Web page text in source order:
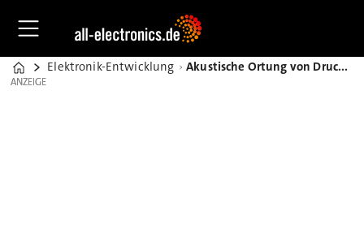
Home
Elektronik-Entwicklung Akustische Ortung von Druckluft-Leckagen bei laufendem Betrieb
ANZEIGE
ANZEIGE